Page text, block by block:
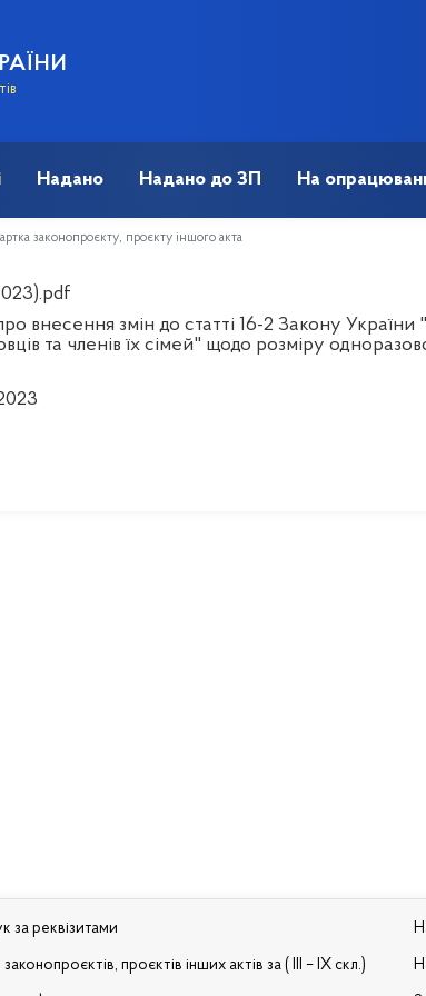
Надано Надано до ЗП На
законопроєкту, проєкту іншого акта
внесення змін до статті 16-2 Закону України
та членів їх сімей" щодо розміру
за реквізитами
законопроєктів, проєктів інших актів за ( III – IX скл.)